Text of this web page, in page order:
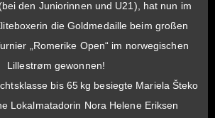
den Juniorinnen und U21), hat nun im
die Goldmedaille beim großen
„Romerike Open“ im norwegischen
Lillestrøm gewonnen!
bis 65 kg besiegte Mariela Šteko
Lokalmatadorin Nora Helene Eriksen